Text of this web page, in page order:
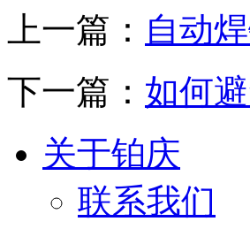
上一篇： 自动
下一篇： 如何
关于铂庆
联系我们